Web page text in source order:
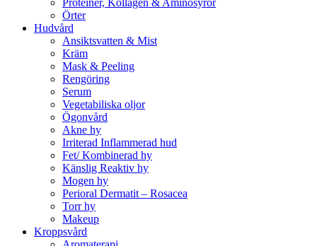
Proteiner, Kollagen & Aminosyror
Örter
Hudvård
Ansiktsvatten & Mist
Kräm
Mask & Peeling
Rengöring
Serum
Vegetabiliska oljor
Ögonvård
Akne hy
Irriterad Inflammerad hud
Fet/ Kombinerad hy
Känslig Reaktiv hy
Mogen hy
Perioral Dermatit – Rosacea
Torr hy
Makeup
Kroppsvård